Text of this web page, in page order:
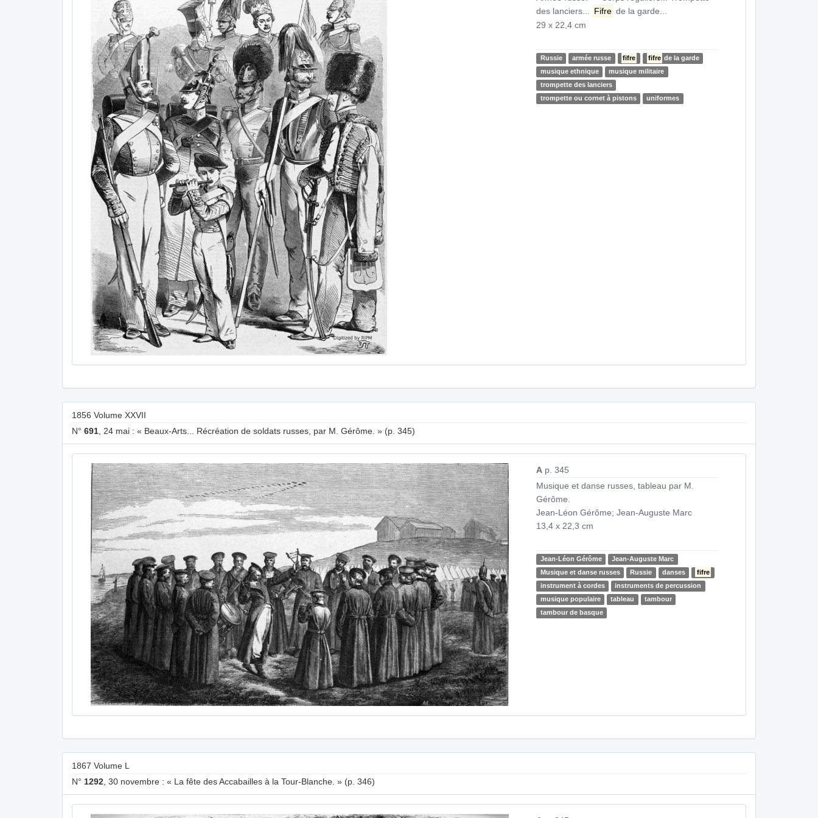
des lanciers...
Fifre de la garde...
29 x 22,4 cm
Russie armée russe fifre fifre de la garde
musique ethnique
musique militaire
trompette des lanciers
trompette ou cornet à pistons
uniformes
1856 Volume XXVII
N° 691 , 24 mai : « Beaux-Arts... Récréation de soldats russes, par M. Gérôme. » (p. 345)
A p. 345
Musique et danse russes, tableau par M.
Gérôme.
Jean-Léon Gérôme; Jean-Auguste Marc
13,4 x 22,3 cm
Jean-Léon Gérôme
Jean-Auguste Marc
Musique et danse russes
Russie danses
fifre
instrument à cordes
instruments de percussion
musique populaire
tableau
tambour
tambour de basque
1867 Volume L
N° 1292 , 30 novembre : « La fête des Accabailles à la Tour-Blanche. » (p. 346)